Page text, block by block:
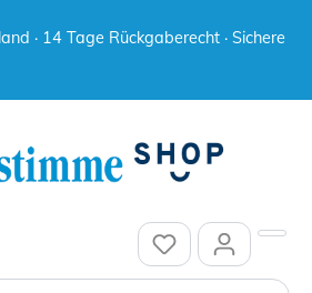
· 14 Tage Rückgaberecht · Sichere